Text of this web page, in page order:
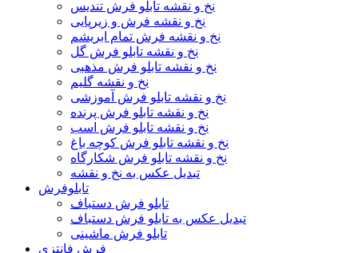
نخ و نقشه تابلو فرش تندیس
نخ و نقشه فرش و زیرپایی
نخ و نقشه فرش تمام ابریشم
نخ و نقشه تابلو فرش گل
نخ و نقشه تابلو فرش مذهبی
نخ و نقشه گلیم
نخ و نقشه تابلو فرش آموزشی
نخ و نقشه تابلو فرش پرنده
نخ و نقشه تابلو فرش اسب
نخ و نقشه تابلو فرش کوچه باغ
نخ و نقشه تابلو فرش شکارگاه
تبدیل عکس به نخ و نقشه
تابلوفرش
تابلو فرش دستباف
تبدیل عکس به تابلو فرش دستباف
تابلو فرش ماشینی
فرش فانتزی